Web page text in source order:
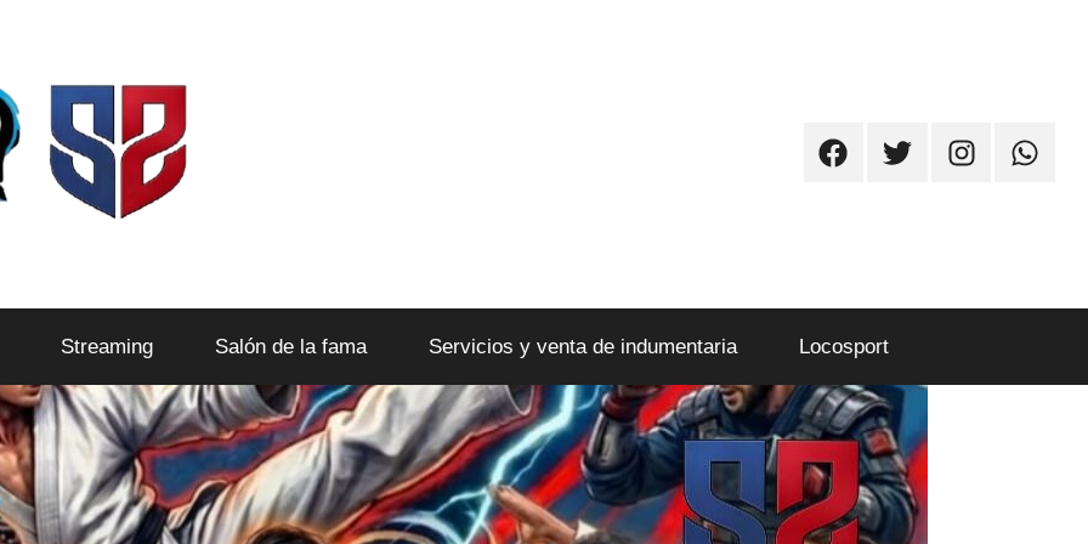
FacebookTwitter Instagram
Streaming Salón de la fama Servicios y venta de indumentaria Locosport